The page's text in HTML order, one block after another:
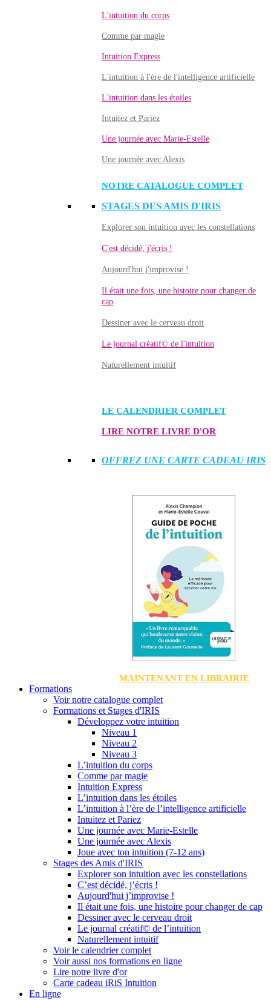
L'intuition du corps
Comme par magie
Intuition Express
L'intuition à l'ère de l'intelligence artificielle
L'intuition dans les étoiles
Intuitez et Pariez
Une journée avec Marie-Estelle
Une journée avec Alexis
NOTRE CATALOGUE COMPLET
STAGES DES AMIS D'IRIS
Explorer son intuition avec les constellations
C'est décidé, j'écris !
Aujourd'hui j'improvise !
Il était une fois, une histoire pour changer de
cap
Dessiner avec le cerveau droit
Le journal créatif© de l'intuition
Naturellement intuitif
LE CALENDRIER COMPLET
LIRE NOTRE LIVRE D'OR
OFFREZ UNE CARTE CADEAU IRIS
MAINTENANT EN LIBRAIRIE
Formations
Voir notre catalogue complet
Formations et Stages d'IRIS
Développez votre intuition
Niveau 1
Niveau 2
Niveau 3
L’intuition du corps
Comme par magie
Intuition Express
L’intuition dans les étoiles
L’intuition à l’ère de l’intelligence artificielle
Intuitez et Pariez
Une journée avec Marie-Estelle
Une journée avec Alexis
Joue avec ton intuition (7-12 ans)
Stages des Amis d'IRIS
Explorer son intuition avec les constellations
C’est décidé, j’écris !
Aujourd'hui j’improvise !
Il était une fois, une histoire pour changer de cap
Dessiner avec le cerveau droit
Le journal créatif© de l’intuition
Naturellement intuitif
Voir le calendrier complet
Voir aussi nos formations en ligne
Lire notre livre d'or
Carte cadeau iRiS Intuition
En ligne